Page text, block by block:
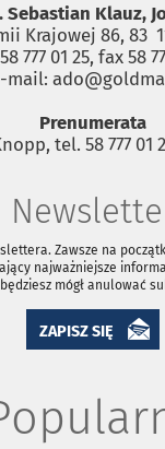
Sebastian Klauz,
Krajowej 86, 83
777 01 25, fax 58
mail:
Prenumerata
tel. 58 777 01
Zawsze na
najważniejsze
mógł anulować
ZAPISZ SIĘ